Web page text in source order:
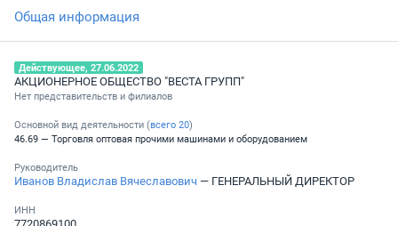
Общая информация
Действующее, 27.06.2022
АКЦИОНЕРНОЕ ОБЩЕСТВО "ВЕСТА ГРУПП"
Нет представительств и филиалов
Основной вид деятельности (всего 20)
46.69 — Торговля оптовая прочими машинами и оборудованием
Руководитель
Иванов Владислав Вячеславович — ГЕНЕРАЛЬНЫЙ ДИРЕКТОР
ИНН